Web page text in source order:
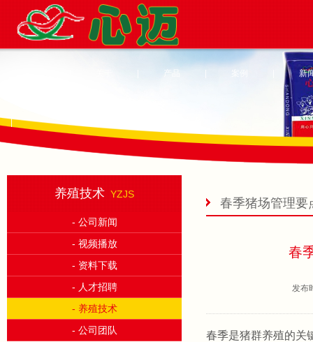
产品 新
|
养殖技术 YZJS
- 公司新闻
- 视频播放
- 资料下载
- 人才招聘
- 养殖技术
- 公司团队
春季猪场管理要
春
发
春季是猪群养殖的关